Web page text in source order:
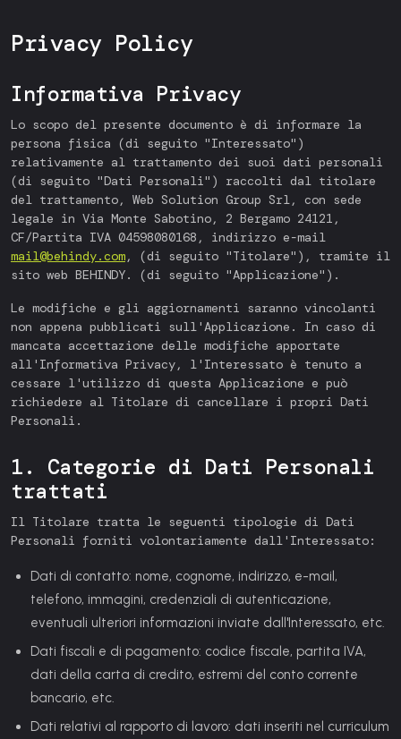
Privacy Policy
Informativa Privacy
Lo scopo del presente documento è di informare la
persona fisica (di seguito "Interessato")
relativamente al trattamento dei suoi dati personali
(di seguito "Dati Personali") raccolti dal titolare
del trattamento, Web Solution Group Srl, con sede
legale in Via Monte Sabotino, 2 Bergamo 24121,
CF/Partita IVA 04598080168, indirizzo e-mail
mail@behindy.com, (di seguito "Titolare"), tramite il
sito web BEHINDY. (di seguito "Applicazione").
Le modifiche e gli aggiornamenti saranno vincolanti
non appena pubblicati sull'Applicazione. In caso di
mancata accettazione delle modifiche apportate
all'Informativa Privacy, l'Interessato è tenuto a
cessare l'utilizzo di questa Applicazione e può
richiedere al Titolare di cancellare i propri Dati
Personali.
1. Categorie di Dati Personali
trattati
Il Titolare tratta le seguenti tipologie di Dati
Personali forniti volontariamente dall'Interessato:
Dati di contatto: nome, cognome, indirizzo, e-mail,
telefono, immagini, credenziali di autenticazione,
eventuali ulteriori informazioni inviate dall'Interessato, etc.
Dati fiscali e di pagamento: codice fiscale, partita IVA,
dati della carta di credito, estremi del conto corrente
bancario, etc.
Dati relativi al rapporto di lavoro: dati inseriti nel curriculum